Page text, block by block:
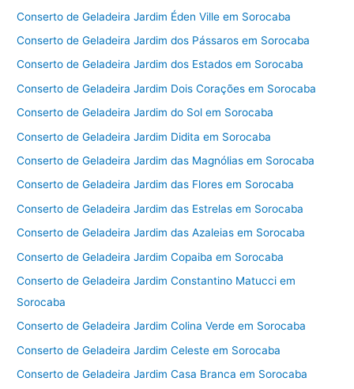
Conserto de Geladeira Jardim Éden Ville em Sorocaba
Conserto de Geladeira Jardim dos Pássaros em Sorocaba
Conserto de Geladeira Jardim dos Estados em Sorocaba
Conserto de Geladeira Jardim Dois Corações em Sorocaba
Conserto de Geladeira Jardim do Sol em Sorocaba
Conserto de Geladeira Jardim Didita em Sorocaba
Conserto de Geladeira Jardim das Magnólias em Sorocaba
Conserto de Geladeira Jardim das Flores em Sorocaba
Conserto de Geladeira Jardim das Estrelas em Sorocaba
Conserto de Geladeira Jardim das Azaleias em Sorocaba
Conserto de Geladeira Jardim Copaiba em Sorocaba
Conserto de Geladeira Jardim Constantino Matucci em
Sorocaba
Conserto de Geladeira Jardim Colina Verde em Sorocaba
Conserto de Geladeira Jardim Celeste em Sorocaba
Conserto de Geladeira Jardim Casa Branca em Sorocaba